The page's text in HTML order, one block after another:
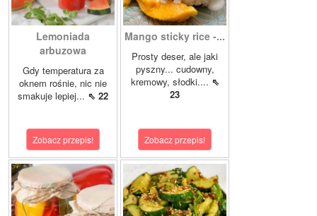
Lemoniada
arbuzowa
Gdy temperatura za
oknem rośnie, nic nie
smakuje lepiej... ⇖ 22
Zobacz przepis!
Mango sticky rice -...
Prosty deser, ale jaki
pyszny... cudowny,
kremowy, słodki.... ⇖
23
Zobacz przepis!